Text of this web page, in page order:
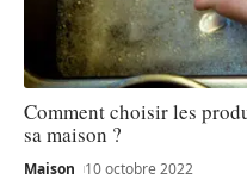
Comment choisir les
sa maison ?
Maison 10 octobre 2022